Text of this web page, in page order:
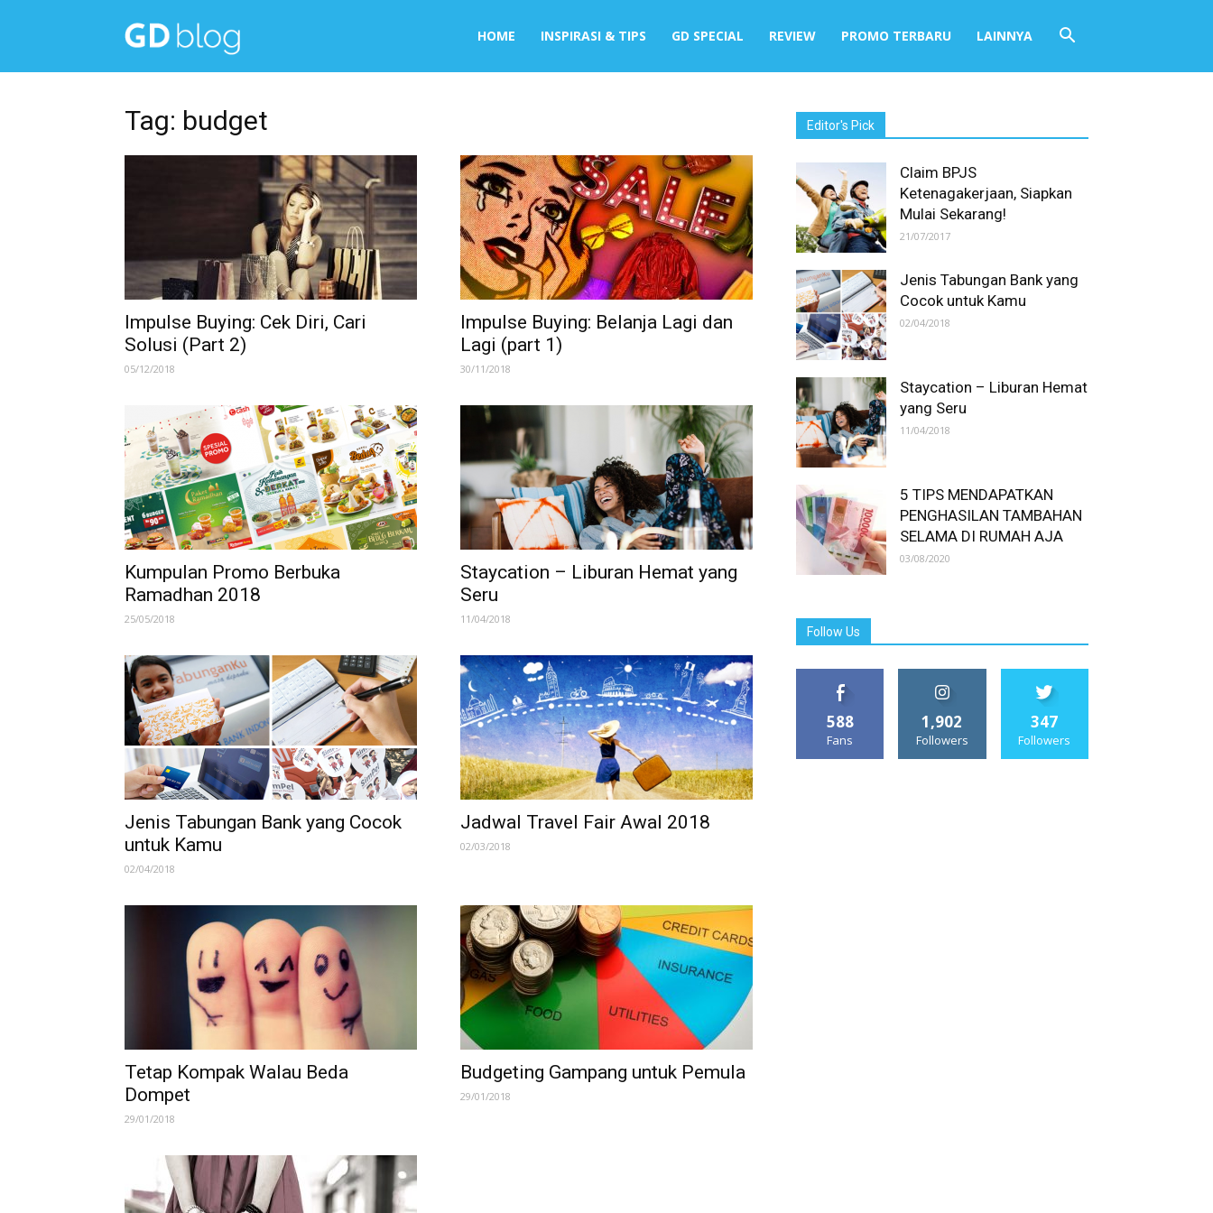
Blog
HOME INSPIRASI & TIPS GD SPECIAL REVIEW PROMO TERBARU LAINNYA
Tag: budget
Impulse Buying: Cek Diri, Cari
Solusi (Part 2)
05/12/2018
Impulse Buying: Belanja Lagi dan
Lagi (part 1)
30/11/2018
Kumpulan Promo Berbuka
Ramadhan 2018
25/05/2018
Staycation – Liburan Hemat yang
Seru
11/04/2018
Jenis Tabungan Bank yang Cocok
untuk Kamu
02/04/2018
Jadwal Travel Fair Awal 2018
02/03/2018
Tetap Kompak Walau Beda
Dompet
29/01/2018
Budgeting Gampang untuk Pemula
29/01/2018
Editor's Pick
Claim BPJS
Ketenagakerjaan, Siapkan
Mulai Sekarang!
21/07/2017
Jenis Tabungan Bank yang
Cocok untuk Kamu
02/04/2018
Staycation – Liburan Hemat
yang Seru
11/04/2018
5 TIPS MENDAPATKAN
PENGHASILAN TAMBAHAN
SELAMA DI RUMAH AJA
03/08/2020
Follow Us
588
Fans
1,902
Followers
347
Followers